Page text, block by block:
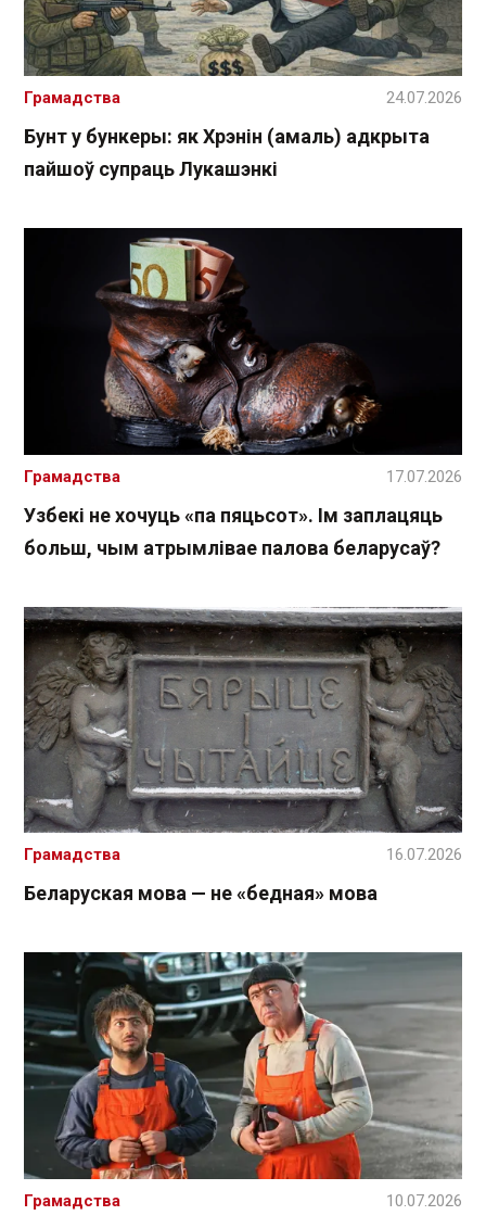
Бунт у бункеры: як Хрэнін (амаль) адкрыта
пайшоў супраць Лукашэнкі
Грамадства 24.07.2026
Узбекі не хочуць «па пяцьсот». Ім заплацяць
больш, чым атрымлівае палова беларусаў?
Грамадства 17.07.2026
Беларуская мова — не «бедная» мова
Грамадства 16.07.2026
Грамадства 10.07.2026